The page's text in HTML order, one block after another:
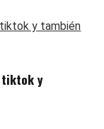
tiktok y